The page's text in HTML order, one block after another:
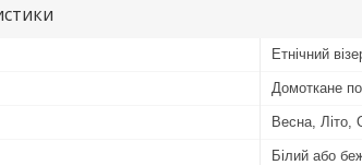
Етнічний
Домоткане
Весна, Літо,
Білий або